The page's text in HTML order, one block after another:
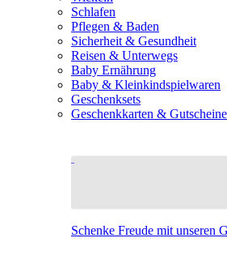
Schlafen
Pflegen & Baden
Sicherheit & Gesundheit
Reisen & Unterwegs
Baby Ernährung
Baby & Kleinkindspielwaren
Geschenksets
Geschenkkarten & Gutscheine
Schenke Freude mit unseren